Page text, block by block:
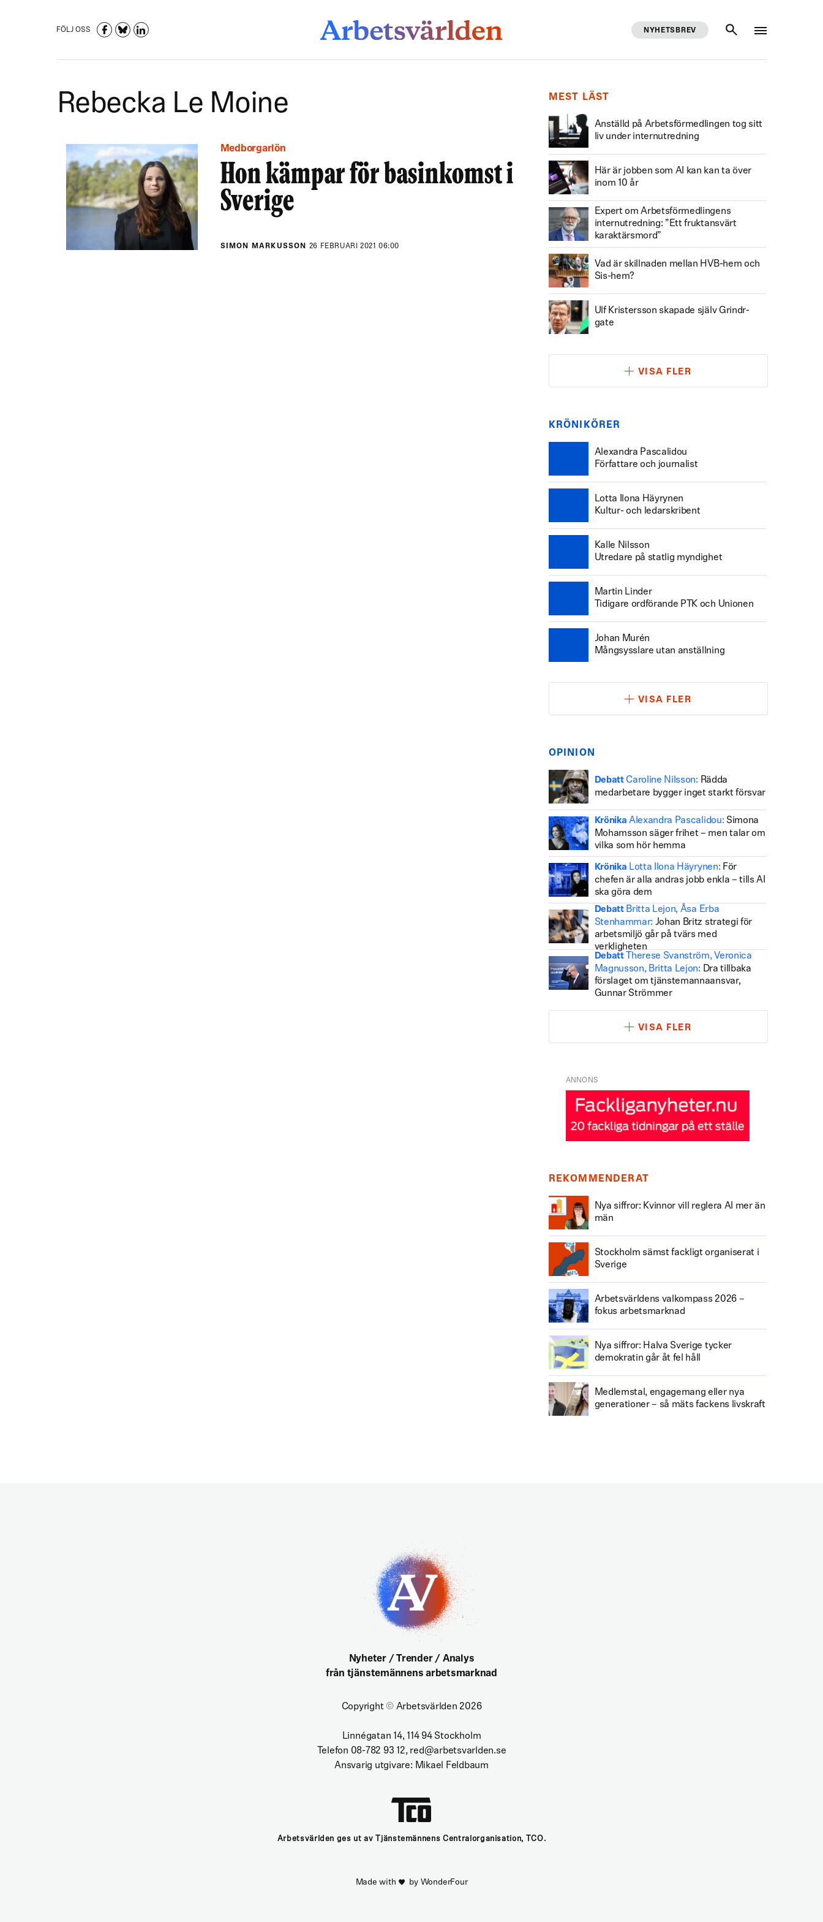
FÖLJ OSS NYHETSBREV
Rebecka Le Moine
Medborgarlön
Hon kämpar för basinkomst i
Sverige
SIMON MARKUSSON 26 FEBRUARI 2021 06:00
MEST LÄST
Anställd på Arbetsförmedlingen tog sitt
liv under internutredning
Här är jobben som AI kan kan ta över
inom 10 år
Expert om Arbetsförmedlingens
internutredning: ”Ett fruktansvärt
karaktärsmord”
Vad är skillnaden mellan HVB-hem och
Sis-hem?
Ulf Kristersson skapade själv Grindr-
gate
VISA FLER
KRÖNIKÖRER
Alexandra Pascalidou
Författare och journalist
Lotta Ilona Häyrynen
Kultur- och ledarskribent
Kalle Nilsson
Utredare på statlig myndighet
Martin Linder
Tidigare ordförande PTK och Unionen
Johan Murén
Mångsysslare utan anställning
VISA FLER
OPINION
Debatt Caroline Nilsson: Rädda
medarbetare bygger inget starkt försvar
Krönika Alexandra Pascalidou: Simona
Mohamsson säger frihet – men talar om
vilka som hör hemma
Krönika Lotta Ilona Häyrynen: För
chefen är alla andras jobb enkla – tills AI
ska göra dem
Debatt Britta Lejon, Åsa Erba
Stenhammar: Johan Britz strategi för
arbetsmiljö går på tvärs med
verkligheten
Debatt
Therese Svanström, Veronica
Magnusson, Britta Lejon: Dra tillbaka
förslaget om tjänstemannaansvar,
Gunnar Strömmer
VISA FLER
ANNONS
REKOMMENDERAT
Nya siffror: Kvinnor vill reglera AI mer än
män
Stockholm sämst fackligt organiserat i
Sverige
Arbetsvärldens valkompass 2026 –
fokus arbetsmarknad
Nya siffror: Halva Sverige tycker
demokratin går åt fel håll
Medlemstal, engagemang eller nya
generationer – så mäts fackens livskraft
Nyheter / Trender / Analys
från tjänstemännens arbetsmarknad
Copyright ©Arbetsvärlden 2026
Linnégatan 14, 114 94 Stockholm
Telefon 08-782 93 12, red@arbetsvarlden.se
Ansvarig utgivare: Mikael Feldbaum
Arbetsvärlden ges ut av Tjänstemännens Centralorganisation, TCO.
Made with by WonderFour